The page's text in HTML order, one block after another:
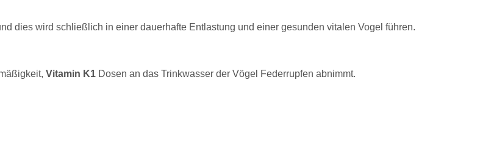
dies wird schließlich in einer dauerhafte Entlastung und einer gesunden vitalen Vogel führen.
Vitamin K1 Dosen an das Trinkwasser der Vögel Federrupfen abnimmt.